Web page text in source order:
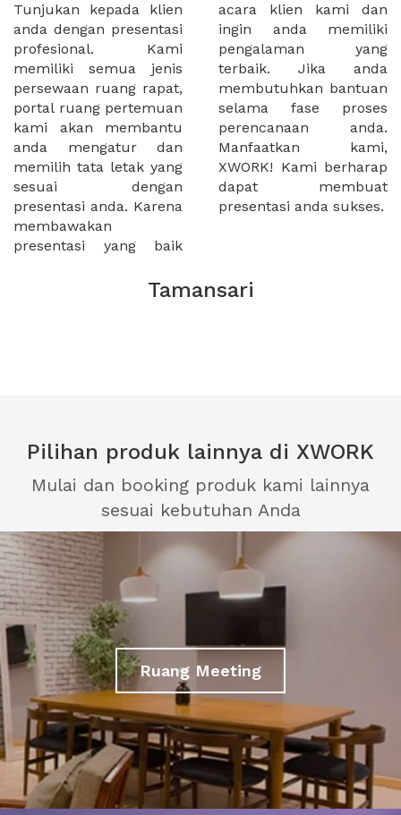
Tunjukan kepada klien
anda dengan presentasi
profesional. Kami
memiliki semua jenis
persewaan ruang rapat,
portal ruang pertemuan
kami akan membantu
anda mengatur dan
memilih tata letak yang
sesuai dengan
presentasi anda. Karena
membawakan
presentasi yang baik
acara klien kami dan
ingin anda memiliki
pengalaman yang
terbaik. Jika anda
membutuhkan bantuan
selama fase proses
perencanaan anda.
Manfaatkan kami,
XWORK! Kami berharap
dapat membuat
presentasi anda sukses.
Tamansari
Pilihan produk lainnya di XWORK
Mulai dan booking produk kami lainnya
sesuai kebutuhan Anda
Ruang Meeting